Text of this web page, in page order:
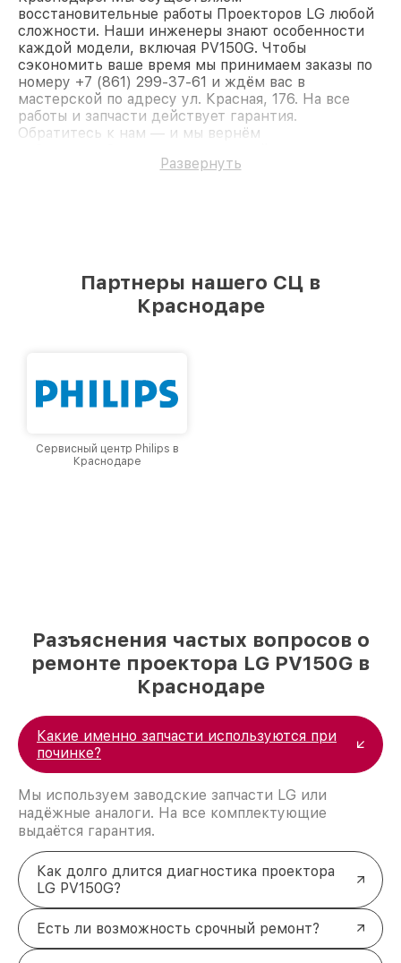
восстановительные работы Проекторов LG любой
сложности. Наши инженеры знают особенности
каждой модели, включая PV150G. Чтобы
сэкономить ваше время мы принимаем заказы по
номеру +7 (861) 299-37-61 и ждём вас в
мастерской по адресу ул. Красная, 176. На все
работы и запчасти действует гарантия.
Обратитесь к нам — и мы вернём
Развернуть
Партнеры нашего СЦ в
Краснодаре
Сервисный центр Philips в
Краснодаре
Разъяснения частых вопросов о
ремонте проектора LG PV150G в
Краснодаре
Какие именно запчасти используются при
починке?
Мы используем заводские запчасти LG или
надёжные аналоги. На все комплектующие
выдаётся гарантия.
Как долго длится диагностика проектора
LG PV150G?
Есть ли возможность срочный ремонт?